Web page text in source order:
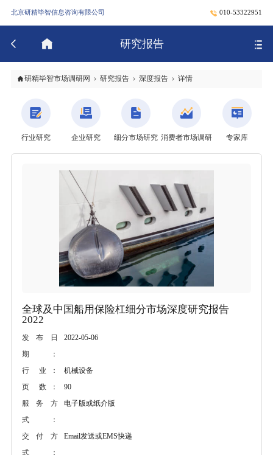
北京研精毕智信息咨询有限公司 010-53322951
研究报告
研精毕智市场调研网 研究报告 深度报告 详情
行业研究 企业研究 细分市场研究 消费者市场调研 专家库
全球及中国船用保险杠细分市场深度研究报告
2022
发布日
期：
2022-05-06
行 业：
机械设备
页 数：
90
服务方
式：
电子版或纸介版
交付方
式：
Email发送或EMS快递